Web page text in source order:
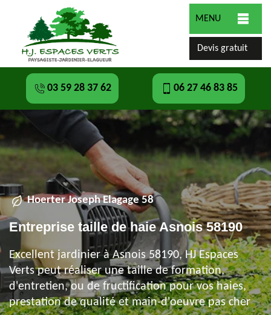
MENU
Devis gratuit
03 59 28 37 62 06 27 46 83 85
Hoerter Joseph Elagage 58
Entreprise taille de haie Asnois 58190
Excellent jardinier à Asnois 58190, HJ Espaces
Verts peut réaliser une taille de formation,
d'entretien, ou de fructification pour vos haies,
prestation de qualité et main-d'oeuvre pas cher